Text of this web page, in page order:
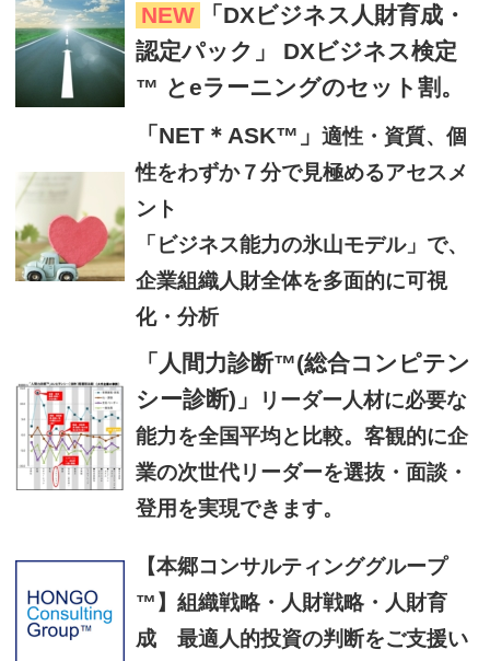
NEW
「DXビジネス人財育成・
認定パック」 DXビジネス検定
™ とeラーニングのセット割。
「NET＊ASK™」 適性・資質、個
性をわずか７分で見極めるアセスメ
ント
「ビジネス能力の氷山モデル」で、
企業組織人財全体を多面的に可視
化・分析
「人間力診断™(総合コンピテン
シー診断)」
リーダー人材に必要な
能力を全国平均と比較。客観的に企
業の次世代リーダーを選抜・面談・
登用を実現できます。
【本郷コンサルティンググループ
™】組織戦略・人財戦略・人財育
成 最適人的投資の判断をご支援い